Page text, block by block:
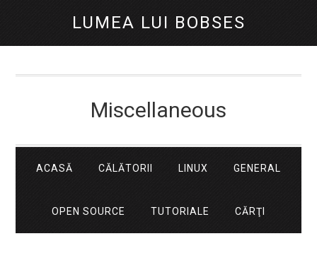
LUMEA LUI BOBSES
Miscellaneous
ACASĂ CĂLĂTORII LINUX GENERAL
OPEN SOURCE TUTORIALE CĂRŢI